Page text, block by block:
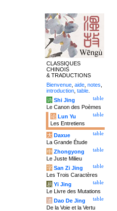
CLASSIQUES
CHINOIS
& TRADUCTIONS
Bienvenue aide notes
introduction table
table
诗 Shi Jing
Le Canon des Poèmes
table
论 Lun Yu
Les Entretiens
table
大 Daxue
La Grande Étude
table
中 Zhongyong
Le Juste Milieu
table
字 San Zi Jing
Les Trois Caractères
table
易 Yi Jing
Le Livre des Mutations
table
道 Dao De Jing
De la Voie et la Vertu